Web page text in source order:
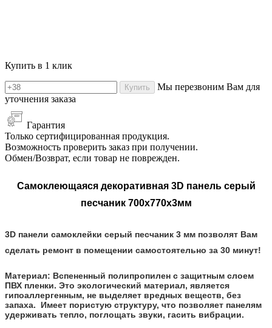
Купить в 1 клик
Купить
Мы перезвоним Вам для
уточнения заказа
Гарантия
Только сертифицированная продукция.
Возможность проверить заказ при получении.
Обмен/Возврат, если товар не поврежден.
Самоклеющаяся декоративная 3D панель серый
песчаник 700x770x3мм
3D панели самоклейки серый песчаник 3 мм позволят Вам
сделать ремонт в помещении самостоятельно за 30 минут!
Материал: Вспененный полипропилен с защитным слоем
ПВХ пленки. Это экологический материал, является
гипоаллергенным, не выделяет вредных веществ, без
запаха. Имеет пористую структуру, что позволяет панелям
удерживать тепло, поглощать звуки, гасить вибрации.